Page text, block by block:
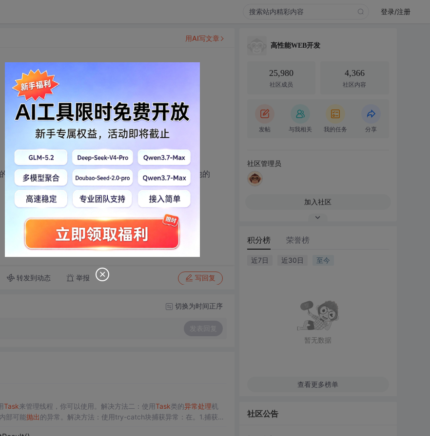
登录/注册
task，并关闭之（或者可以再重新启动一个新的）。其他的
转发到动态 举报 写回复
用AI写文章
切换为时间正序
发表回复
Task来管理线程，你可以使用。解决方法二：使用Task类的异常处理机
部可能抛出的异常。解决方法：使用try-catch块捕获异常：在。1.捕获Th
高性能WEB开发
25,980
社区成员
4,366
社区内容
发帖 与我相关 我的任务 分享
社区管理员
加入社区
积分榜 荣誉榜
近7日 近30日 至今
暂无数据
查看更多榜单
社区公告